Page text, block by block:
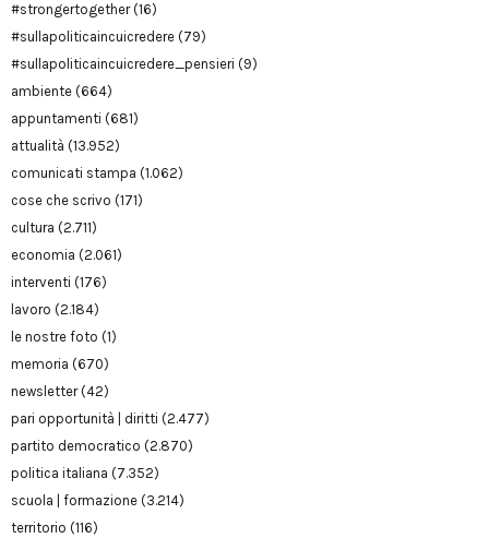
#strongertogether(16)
#sullapoliticaincuicredere (79)
#sullapoliticaincuicredere_pensieri (9)
ambiente (664)
appuntamenti (681)
attualità (13.952)
comunicati stampa (1.062)
cose che scrivo (171)
cultura (2.711)
economia (2.061)
interventi (176)
lavoro (2.184)
le nostre foto (1)
memoria (670)
newsletter(42)
pari opportunità | diritti (2.477)
partito democratico (2.870)
politica italiana (7.352)
scuola | formazione (3.214)
territorio (116)